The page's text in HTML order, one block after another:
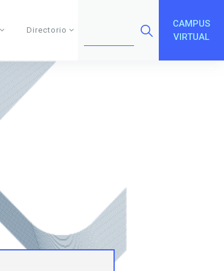
Directorio
CAMPUS
VIRTUAL